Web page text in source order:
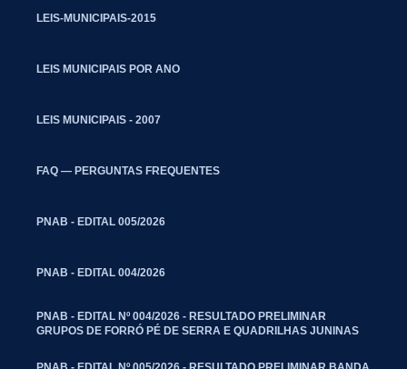
LEIS-MUNICIPAIS-2015
LEIS MUNICIPAIS POR ANO
LEIS MUNICIPAIS - 2007
FAQ — PERGUNTAS FREQUENTES
PNAB - EDITAL 005/2026
PNAB - EDITAL 004/2026
PNAB - EDITAL Nº 004/2026 - RESULTADO PRELIMINAR
GRUPOS DE FORRÓ PÉ DE SERRA E QUADRILHAS JUNINAS